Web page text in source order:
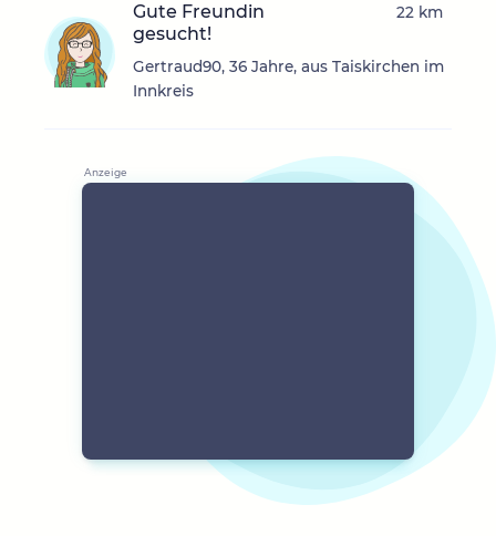
Gute Freundin
gesucht!
Gertraud90, 36 Jahre, aus Taiskirchen im
Innkreis
22 km